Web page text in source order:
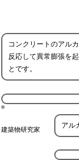
コンクリートのアル
反応して異常膨張を
とです。
建築物研究家 アル